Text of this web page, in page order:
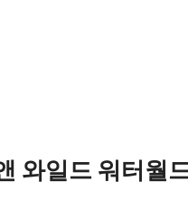
점), 후기 151개
와일드 워터월